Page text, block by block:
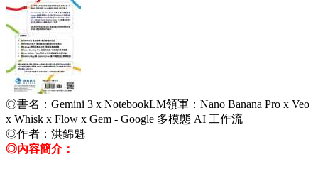
◎書名 ： Gemini 3 x NotebookLM領軍：Nano Banana Pro x Veo
x Whisk x Flow x Gem - Google 多模態 AI 工作流
◎作者：洪錦魁
◎內容簡介：